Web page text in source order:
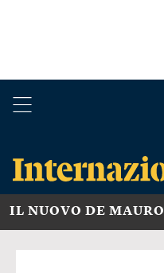
IL NUOVO DE MAURO